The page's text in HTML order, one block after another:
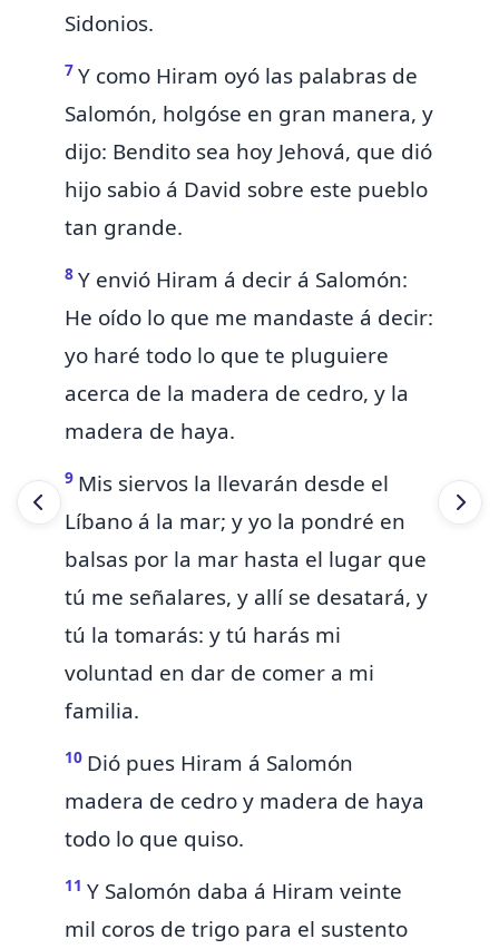
Sidonios.
7 Y como Hiram oyó las palabras de
Salomón, holgóse en gran manera, y
dijo: Bendito sea hoy Jehová, que dió
hijo sabio á David sobre este pueblo
tan grande.
8 Y envió Hiram á decir á Salomón:
He oído lo que me mandaste á decir:
yo haré todo lo que te pluguiere
acerca de la madera de cedro, y la
madera de haya.
9 Mis siervos la llevarán desde el
Líbano á la mar; y yo la pondré en
balsas por la mar hasta el lugar que
tú me señalares, y allí se desatará, y
tú la tomarás: y tú harás mi
voluntad en dar de comer a mi
familia.
10 Dió pues Hiram á Salomón
madera de cedro y madera de haya
todo lo que quiso.
11 Y Salomón daba á Hiram veinte
mil coros de trigo para el sustento